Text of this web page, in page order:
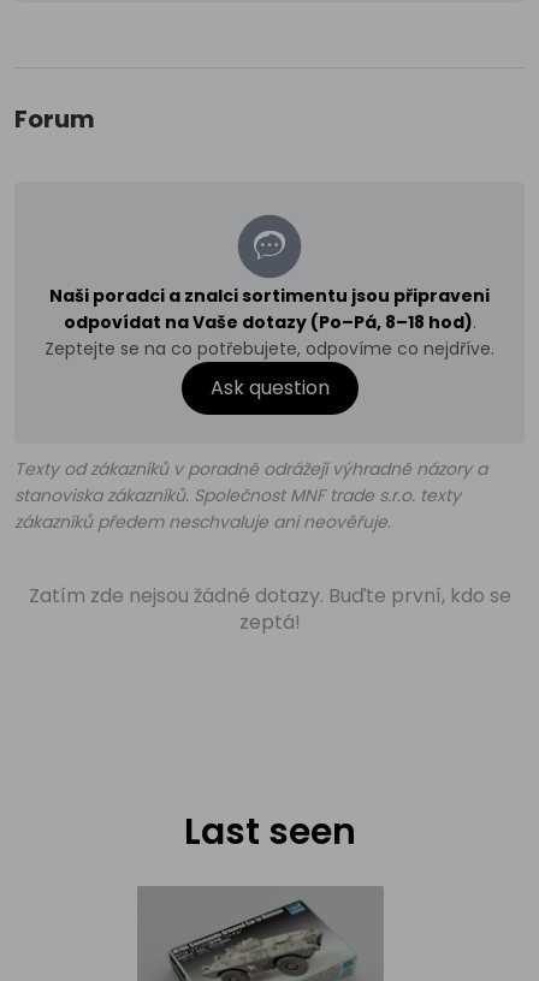
Forum
Naši poradci a znalci sortimentu jsou připraveni
odpovídat na Vaše dotazy (Po–Pá, 8–18 hod).
Zeptejte se na co potřebujete, odpovíme co nejdříve.
Ask question
Texty od zákazníků v poradně odrážejí výhradně názory a
stanoviska zákazníků. Společnost MNF trade s.r.o. texty
zákazníků předem neschvaluje ani neověřuje.
Zatím zde nejsou žádné dotazy. Buďte první, kdo se
zeptá!
Last seen